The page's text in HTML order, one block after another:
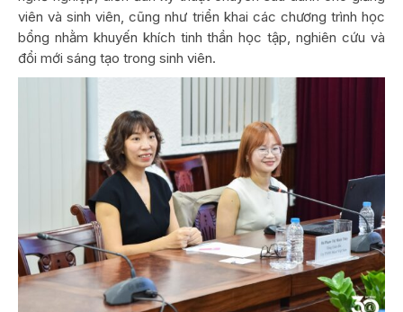
viên và sinh viên, cũng như triển khai các chương trình học
bổng nhằm khuyến khích tinh thần học tập, nghiên cứu và
đổi mới sáng tạo trong sinh viên.